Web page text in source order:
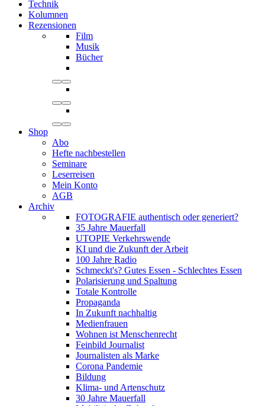
Technik
Kolumnen
Rezensionen
Film
Musik
Bücher
Shop
Abo
Hefte nachbestellen
Seminare
Leserreisen
Mein Konto
AGB
Archiv
FOTOGRAFIE authentisch oder generiert?
35 Jahre Mauerfall
UTOPIE Verkehrswende
KI und die Zukunft der Arbeit
100 Jahre Radio
Schmeckt's? Gutes Essen - Schlechtes Essen
Polarisierung und Spaltung
Totale Kontrolle
Propaganda
In Zukunft nachhaltig
Medienfrauen
Wohnen ist Menschenrecht
Feinbild Journalist
Journalisten als Marke
Corona Pandemie
Bildung
Klima- und Artenschutz
30 Jahre Mauerfall